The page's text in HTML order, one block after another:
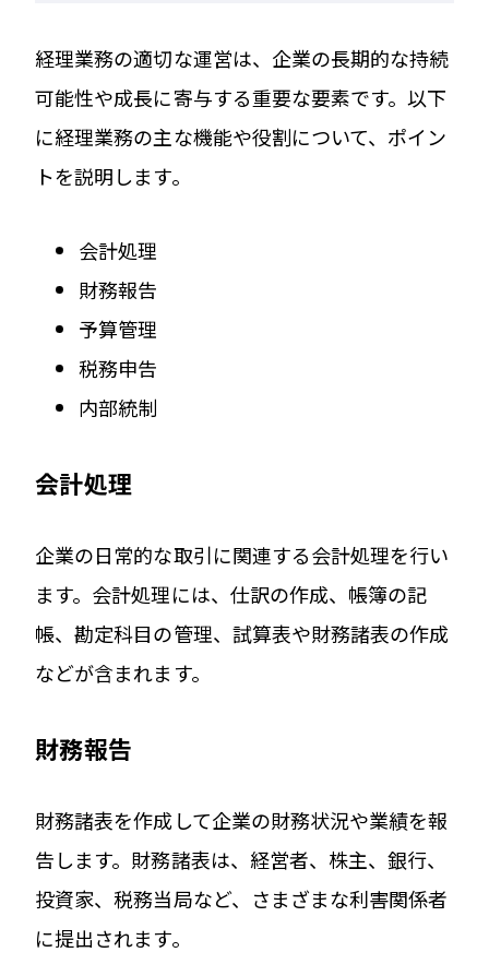
経理業務の適切な運営は、企業の長期的な持続
可能性や成長に寄与する重要な要素です。以下
に経理業務の主な機能や役割について、ポイン
トを説明します。
会計処理
財務報告
予算管理
税務申告
内部統制
会計処理
企業の日常的な取引に関連する会計処理を行い
ます。会計処理には、仕訳の作成、帳簿の記
帳、勘定科目の管理、試算表や財務諸表の作成
などが含まれます。
財務報告
財務諸表を作成して企業の財務状況や業績を報
告します。財務諸表は、経営者、株主、銀行、
投資家、税務当局など、さまざまな利害関係者
に提出されます。